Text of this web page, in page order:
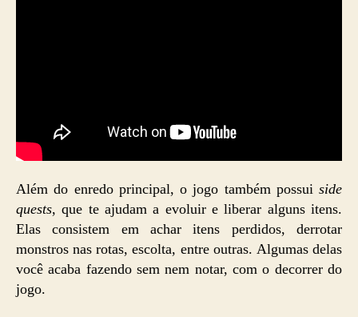
Além do enredo principal, o jogo também possui side
quests, que te ajudam a evoluir e liberar alguns itens.
Elas consistem em achar itens perdidos, derrotar
monstros nas rotas, escolta, entre outras. Algumas delas
você acaba fazendo sem nem notar, com o decorrer do
jogo.